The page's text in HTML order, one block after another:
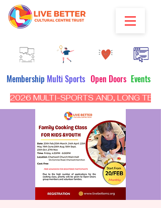
Multi Sports Open Doors Events
Membership
2026 MULTI-SPORTS AND, LONG